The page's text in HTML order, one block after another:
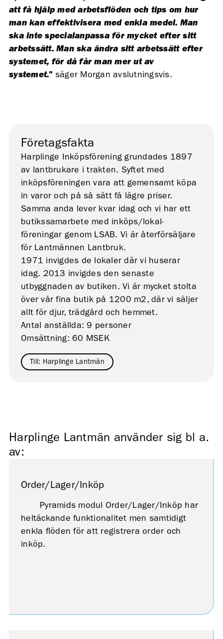
att få hjälp med arbetsflöden och tips om hur
man kan effektivisera med enkla medel. Man
ska inte specialanpassa för mycket efter sitt
arbetssätt. Man ska ändra sitt arbetssätt efter
systemet, för då får man mer ut av
systemet.” säger Morgan avslutningsvis.
Företagsfakta
Harplinge Inköpsförening grundades 1897
av lantbrukare i trakten. Syftet med
inköpsföreningen vara att gemensamt köpa
in varor och på så sätt få lägre priser.
Samma anda lever kvar idag och vi har ett
butikssamarbete med inköps/lokal-
föreningar genom LSAB. Vi är återförsäljare
för Lantmännen Lantbruk.
1971 invigdes de lokaler där vi huserar
idag. 2013 invigdes den senaste
utbyggnaden av butiken. Vi är mycket stolta
över vår fina butik på 1200 m2, där vi säljer
allt för djur, trädgård och hemmet.
Antal anställda: 9 personer
Omsättning: 60 MSEK
Till: Harplinge Lantmän
Harplinge Lantmän använder sig bl a.
av:
Order/Lager/Inköp
Pyramids modul Order/Lager/Inköp har
heltäckande funktionalitet men samtidigt
enkla flöden för att registrera order och
inköp.